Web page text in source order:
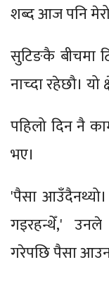
शब्द आज पनि
सुटिङकै बीचमा
नाच्दा रहेछौ। यो
पहिलो दिन नै
भए।
'पैसा
गइरहन्थेँ,' उनले
गरेपछि पैसा